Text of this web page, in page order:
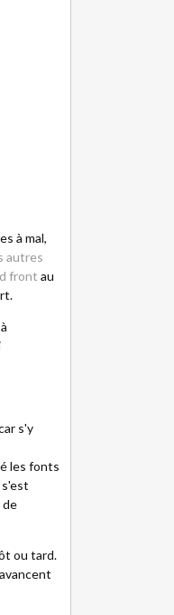
à mal,
autres
front au
s'y
les fonts
de
ou tard.